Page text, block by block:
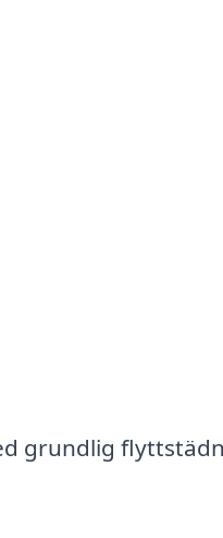
grundlig